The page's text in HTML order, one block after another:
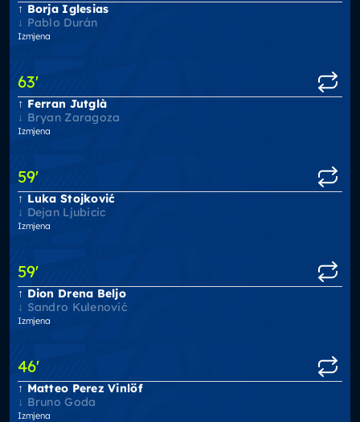
Borja Iglesias
Pablo Durán
Izmjena
63'
Ferran Jutglà
Bryan Zaragoza
Izmjena
59'
Luka Stojković
Dejan Ljubicic
Izmjena
59'
Dion Drena Beljo
Sandro Kulenović
Izmjena
46'
Matteo Perez Vinlöf
Bruno Goda
Izmjena